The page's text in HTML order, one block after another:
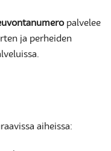
palvelee
ja perheiden
aiheissa: